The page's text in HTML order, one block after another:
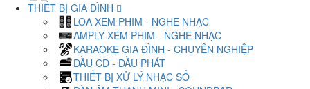
THIẾT BỊ GIA ĐÌNH
LOA XEM PHIM - NGHE NHẠC
AMPLY XEM PHIM - NGHE NHẠC
KARAOKE GIA ĐÌNH - CHUYÊN NGHIỆP
ĐẦU CD - ĐẦU PHÁT
THIẾT BỊ XỬ LÝ NHẠC SỐ